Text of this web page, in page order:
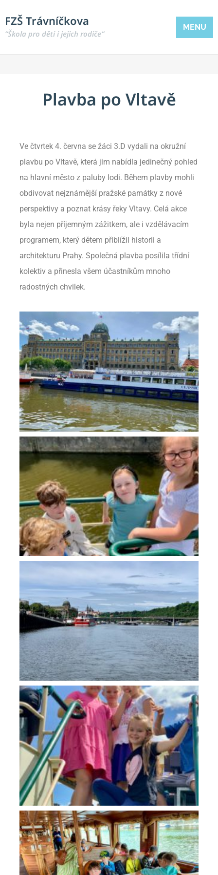
FZŠ Trávníčkova
“Škola pro děti i jejich rodiče“
MENU
Plavba po Vltavě
Ve čtvrtek 4. června se žáci 3.D vydali na okružní
plavbu po Vltavě, která jim nabídla jedinečný pohled
na hlavní město z paluby lodi. Během plavby mohli
obdivovat nejznámější pražské památky z nové
perspektivy a poznat krásy řeky Vltavy. Celá akce
byla nejen příjemným zážitkem, ale i vzdělávacím
programem, který dětem přiblížil historii a
architekturu Prahy. Společná plavba posílila třídní
kolektiv a přinesla všem účastníkům mnoho
radostných chvilek.